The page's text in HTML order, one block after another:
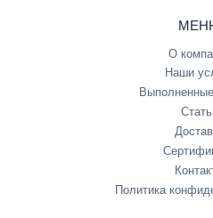
О
Наши
Политика